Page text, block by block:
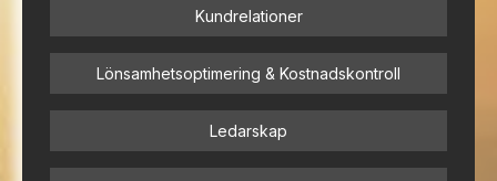
Kundrelationer
Lönsamhetsoptimering & Kostnadskontroll
Ledarskap